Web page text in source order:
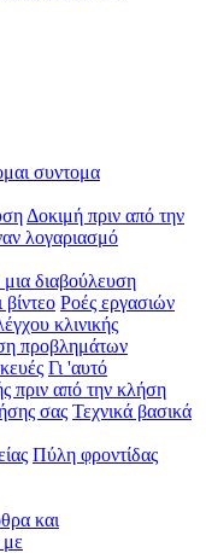
συντομα
Δοκιμή πριν από την
λογαριασμό
διαβούλευση
Ροές εργασιών
κλινικής
προβλημάτων
Γι 'αυτό
πριν από την κλήση
σας Τεχνικά βασικά
Πύλη φροντίδας
και
με